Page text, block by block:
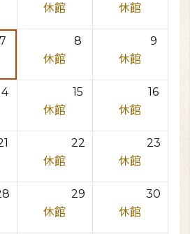
休館
休館
7
8
休館
9
休館
15
休館
16
休館
22
休館
23
休館
29
休館
30
休館